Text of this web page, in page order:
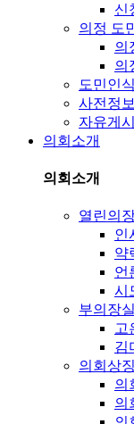
신
의정 도
의
의
도민인
사전정
자유게
의회소개
의회소개
열린의
인
약
언
시
부의장실
고
김
의회상징
의
의